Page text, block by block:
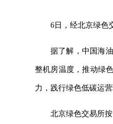
6日，经北京绿色
据了解，中国海
整机房温度，推动绿
力，践行绿色低碳运营
北京绿色交易所